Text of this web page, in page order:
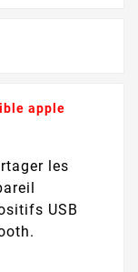
apple
les
USB